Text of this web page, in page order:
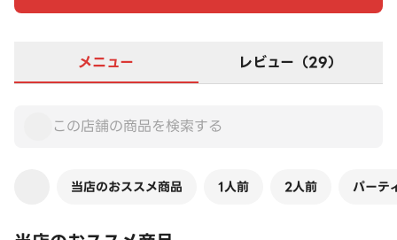
メニュー レビュー（29）
当店のおススメ商品 1人前 2人前 パーテ